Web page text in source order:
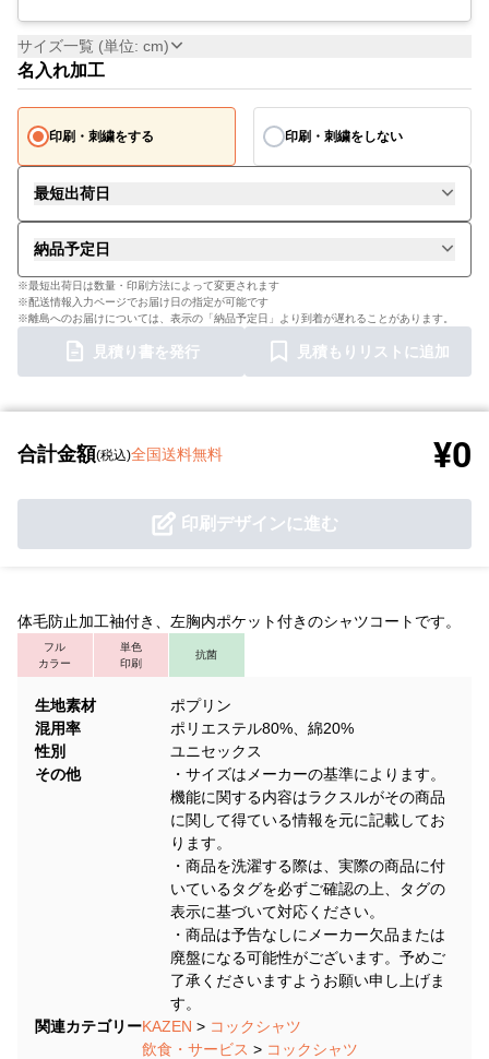
サイズ一覧 (単位: cm)
名入れ加工
印刷・刺繍をする 印刷・刺繍をしない
最短出荷日
納品予定日
※最短出荷日は数量・印刷方法によって変更されます
※配送情報入力ページでお届け日の指定が可能です
※離島へのお届けについては、表示の「納品予定日」より到着が遅れることがあります。
見積り書を発行 見積もりリストに追加
合計金額(税込)全国送料無料 ¥0
印刷デザインに進む
体毛防止加工袖付き、左胸内ポケット付きのシャツコートです。
フル
カラー
単色
印刷
抗菌
生地素材
ポプリン
混用率
ポリエステル80%、綿20%
性別
ユニセックス
その他
・サイズはメーカーの基準によります。
機能に関する内容はラクスルがその商品
に関して得ている情報を元に記載してお
ります。
・商品を洗濯する際は、実際の商品に付
いているタグを必ずご確認の上、タグの
表示に基づいて対応ください。
・商品は予告なしにメーカー欠品または
廃盤になる可能性がございます。予めご
了承くださいますようお願い申し上げま
す。
関連カテゴリーKAZEN > コックシャツ
飲食・サービス > コックシャツ